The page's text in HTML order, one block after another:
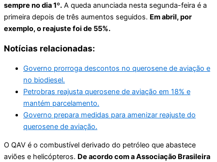
sempre no dia 1º. A queda anunciada nesta segunda-feira é a
primeira depois de três aumentos seguidos. Em abril, por
exemplo, o reajuste foi de 55%.
Notícias relacionadas:
Governo prorroga descontos no querosene de aviação e
no biodiesel.
Petrobras reajusta querosene de aviação em 18% e
mantém parcelamento.
Governo prepara medidas para amenizar reajuste do
querosene de aviação.
O QAV é o combustível derivado do petróleo que abastece
aviões e helicópteros. De acordo com a Associação Brasileira